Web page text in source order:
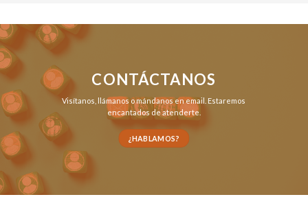
CONTÁCTANOS
Visítanos, llámanosomándanos en email . Estaremos
encantados de atenderte.
¿HABLAMOS?